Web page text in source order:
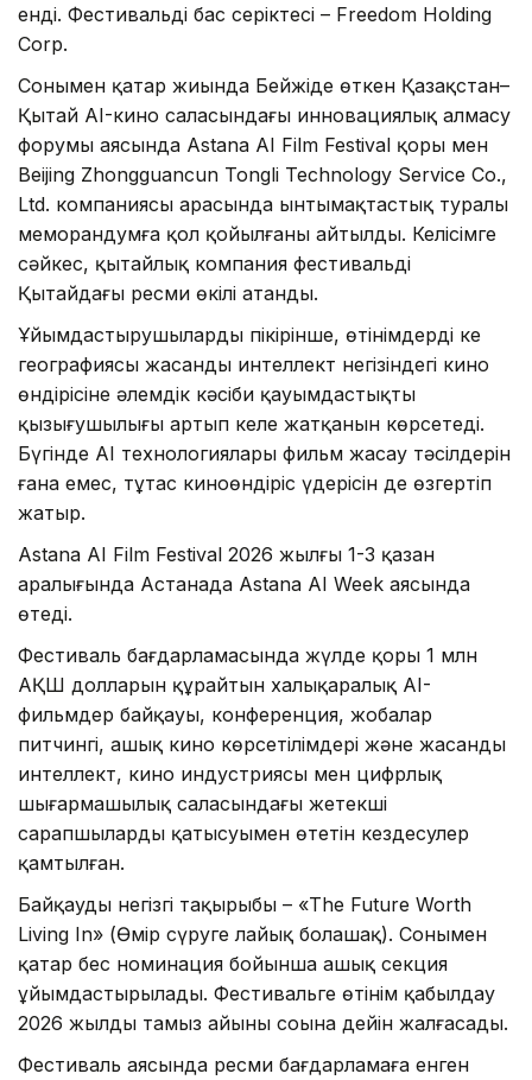
енді. Фестивальдің бас серіктесі – Freedom Holding
Corp.
Сонымен қатар жиында Бейжіңде өткен Қазақстан–
Қытай AI-кино саласындағы инновациялық алмасу
форумы аясында Astana AI Film Festival қоры мен
Beijing Zhongguancun Tongli Technology Service Co.,
Ltd. компаниясы арасында ынтымақтастық туралы
меморандумға қол қойылғаны айтылды. Келісімге
сәйкес, қытайлық компания фестивальдің
Қытайдағы ресми өкілі атанды.
Ұйымдастырушылардың пікірінше, өтінімдердің кең
географиясы жасанды интеллект негізіндегі кино
өндірісіне әлемдік кәсіби қауымдастықтың
қызығушылығы артып келе жатқанын көрсетеді.
Бүгінде AI технологиялары фильм жасау тәсілдерін
ғана емес, тұтас киноөндіріс үдерісін де өзгертіп
жатыр.
Astana AI Film Festival 2026 жылғы 1-3 қазан
аралығында Астанада Astana AI Week аясында
өтеді.
Фестиваль бағдарламасында жүлде қоры 1 млн
АҚШ долларын құрайтын халықаралық AI-
фильмдер байқауы, конференция, жобалар
питчингі, ашық кино көрсетілімдері және жасанды
интеллект, кино индустриясы мен цифрлық
шығармашылық саласындағы жетекші
сарапшылардың қатысуымен өтетін кездесулер
қамтылған.
Байқаудың негізгі тақырыбы – «The Future Worth
Living In» (Өмір сүруге лайық болашақ). Сонымен
қатар бес номинация бойынша ашық секция
ұйымдастырылады. Фестивальге өтінім қабылдау
2026 жылдың тамыз айының соңына дейін жалғасады.
Фестиваль аясында ресми бағдарламаға енген